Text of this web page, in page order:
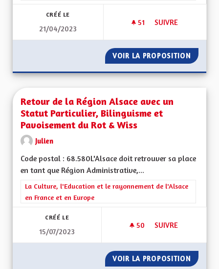
CRÉÉ LE
21/04/2023
51 51 ABONNÉS
SUIVRE
VOIR LA PROPOSITION
Retour de la Région Alsace avec un
Statut Particulier, Bilinguisme et
Pavoisement du Rot & Wiss
Julien
Code postal : 68.580L'Alsace doit retrouver sa place
en tant que Région Administrative,...
Filtrer les résultats de la catégorie : La Culture, l'Education et
La Culture, l'Education et le rayonnement de l'Alsace
en France et en Europe
CRÉÉ LE
15/07/2023
50 50 ABONNÉS
SUIVRE
VOIR LA PROPOSITION